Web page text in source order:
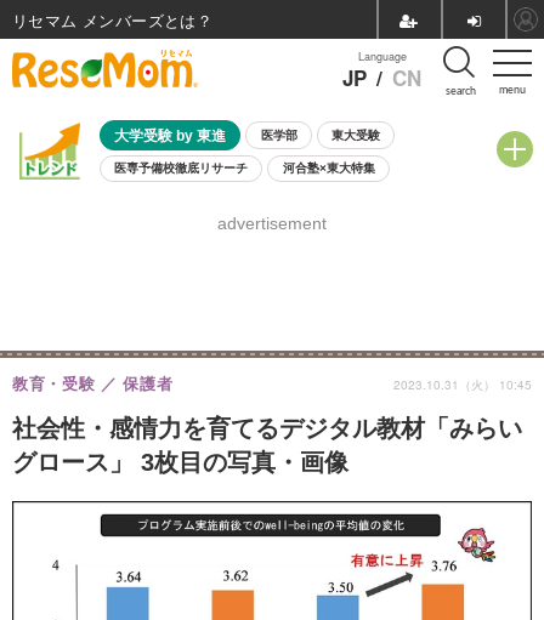
menu
Language
JP / CN search
大学受験 by 東進 医学部 東大受験
医専予備校徹底リサーチ 河合塾×東大特集
8月開催学校説明会・相談会
advertisement
社会性・感情力を育てるデジタル教材「みらい
グロース」 3枚目の写真・画像
教育・受験 保護者 2023.10.31（火） 10:45
リセマム メンバーズ